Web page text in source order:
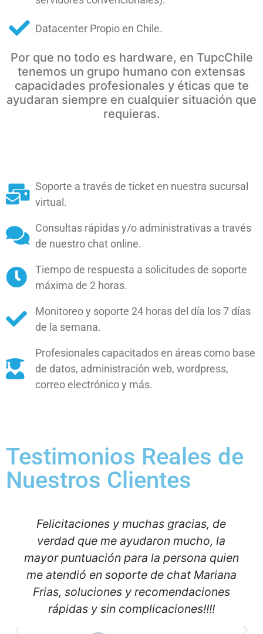
Datacenter Propio en Chile.
Por que no todo es hardware, en TupcChile
tenemos un grupo humano con extensas
capacidades profesionales y éticas que te
ayudaran siempre en cualquier situación que
requieras.
Soporte a través de ticket en nuestra sucursal
virtual.
Consultas rápidas y/o administrativas a través
de nuestro chat online.
Tiempo de respuesta a solicitudes de soporte
máxima de 2 horas.
Monitoreo y soporte 24 horas del día los 7 días
de la semana.
Profesionales capacitados en áreas como base
de datos, administración web, wordpress,
correo electrónico y más.
Testimonios Reales de
Nuestros Clientes
Felicitaciones y muchas gracias, de
verdad que me ayudaron mucho, la
mayor puntuación para la persona quien
me atendió en soporte de chat Mariana
Frias, soluciones y recomendaciones
rápidas y sin complicaciones!!!!